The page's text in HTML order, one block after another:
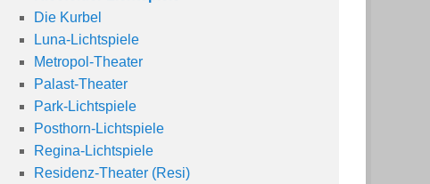
Die Kurbel
Luna-Lichtspiele
Metropol-Theater
Palast-Theater
Park-Lichtspiele
Posthorn-Lichtspiele
Regina-Lichtspiele
Residenz-Theater (Resi)